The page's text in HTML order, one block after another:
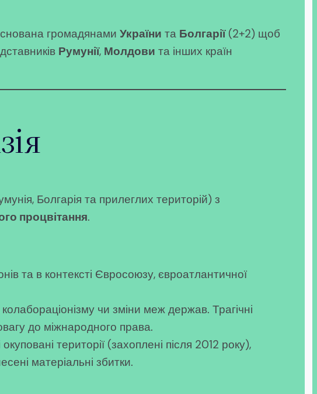
громадянамиУкраїни та Болгарії(2+2) щоб
Румунії, Молдови та інших країн
Болгарія та прилеглих територій) з
процвітання.
та в контексті Євросоюзу, євроатлантичної
чи зміни меж держав. Трагічні
до міжнародного права.
території (захоплені після 2012 року),
матеріальні збитки.